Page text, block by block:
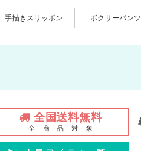
手描きスリッポン ボクサーパンツ
全国送料無料
全 商 品 対 象